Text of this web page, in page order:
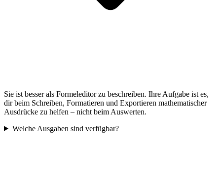
Sie ist besser als Formeleditor zu beschreiben. Ihre Aufgabe ist es,
dir beim Schreiben, Formatieren und Exportieren mathematischer
Ausdrücke zu helfen – nicht beim Auswerten.
Welche Ausgaben sind verfügbar?